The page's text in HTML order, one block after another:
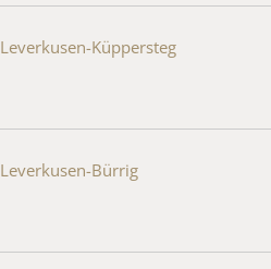
Leverkusen-Küppersteg
Leverkusen-Bürrig